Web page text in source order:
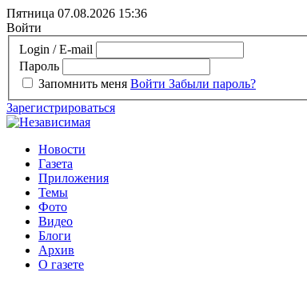
Пятница 07.08.2026 15:36
Войти
Login / E-mail
Пароль
Запомнить меня Войти Забыли пароль?
Зарегистрироваться
Новости
Газета
Приложения
Темы
Фото
Видео
Блоги
Архив
О газете